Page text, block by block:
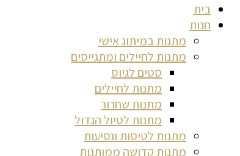
בית
חנות
מתנות במיתוג אישי
מתנות לחיילים ומתגייסים
סטים לגיוס
מתנות לחיילים
מתנות שחרור
מתנות לטיול הגדול
מתנות לטיסות ונסיעות
מתנות קדושה ממותגות